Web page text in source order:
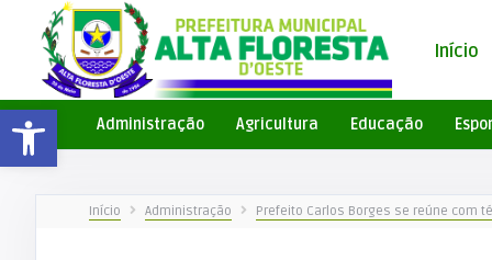
Barra de Ferramentas Aberta
Início
Administração Agricultura Educação
Início Administração Prefeito Carlos Borges se reúne com